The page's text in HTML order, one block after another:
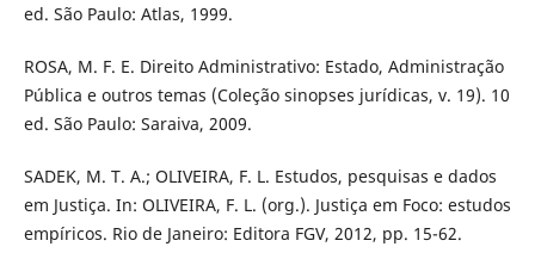
ed. São Paulo: Atlas, 1999.
ROSA, M. F. E. Direito Administrativo: Estado, Administração
Pública e outros temas (Coleção sinopses jurídicas, v. 19). 10
ed. São Paulo: Saraiva, 2009.
SADEK, M. T. A.; OLIVEIRA, F. L. Estudos, pesquisas e dados
em Justiça. In: OLIVEIRA, F. L. (org.). Justiça em Foco: estudos
empíricos. Rio de Janeiro: Editora FGV, 2012, pp. 15-62.